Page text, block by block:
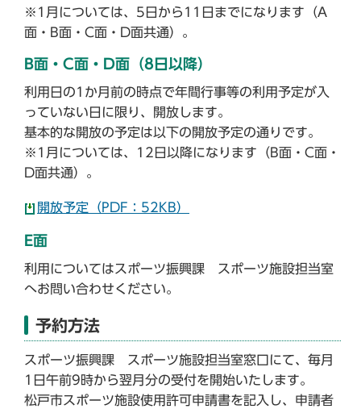
※1月については、5日から11日までになります（A
面・B面・C面・D面共通）。
B面・C面・D面（8日以降）
利用日の1か月前の時点で年間行事等の利用予定が入
っていない日に限り、開放します。
基本的な開放の予定は以下の開放予定の通りです。
※1月については、12日以降になります（B面・C面・
D面共通）。
開放予定（PDF：52KB）
E面
利用についてはスポーツ振興課 スポーツ施設担当室
へお問い合わせください。
予約方法
スポーツ振興課 スポーツ施設担当室窓口にて、毎月
1日午前9時から翌月分の受付を開始いたします。
松戸市スポーツ施設使用許可申請書を記入し、申請者